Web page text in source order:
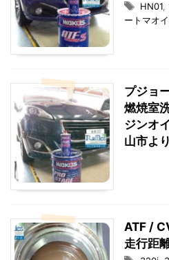
HN01
ートマオ
プジョ
燃焼室
ジンオ
山市より
ATF /
走行距